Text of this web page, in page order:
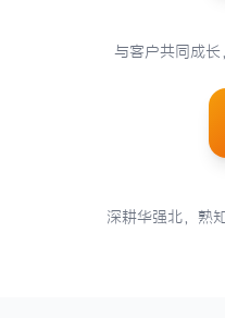
与客户共同成
深耕华强北，熟